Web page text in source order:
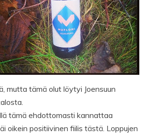
mutta tämä olut löytyi Joensuun
tämä ehdottomasti kannattaa
oikein positiivinen fiilis tästä. Loppujen